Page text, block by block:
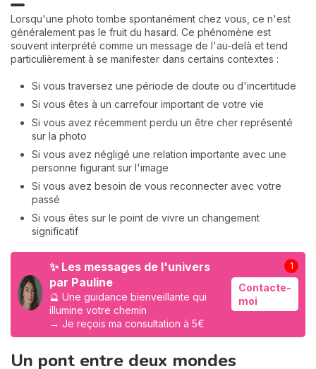
Lorsqu'une photo tombe spontanément chez vous, ce n'est
généralement pas le fruit du hasard. Ce phénomène est
souvent interprété comme un message de l'au-delà et tend
particulièrement à se manifester dans certains contextes :
Si vous traversez une période de doute ou d'incertitude
Si vous êtes à un carrefour important de votre vie
Si vous avez récemment perdu un être cher représenté
sur la photo
Si vous avez négligé une relation importante avec une
personne figurant sur l'image
Si vous avez besoin de vous reconnecter avec votre
passé
Si vous êtes sur le point de vivre un changement
significatif
✨ Les messages de l'univers
par Pauline
🔮 Une guidance bienveillante qui
illumine votre chemin
→ Je reçois ma consultation à 5€
Contacte-
moi
1
Un pont entre deux mondes